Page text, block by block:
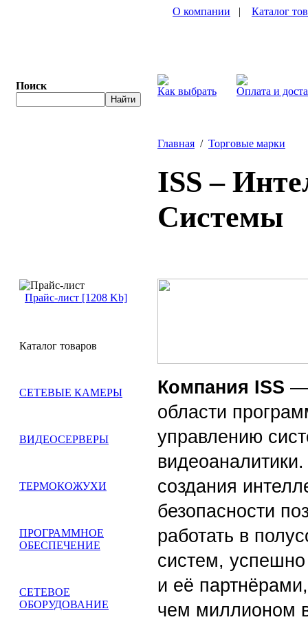
Поиск
О компании | Каталог
Как выбрать Оплата и
Прайс-лист [1208 Kb]
Каталог товаров
СЕТЕВЫЕ КАМЕРЫ
ВИДЕОСЕРВЕРЫ
ТЕРМОКОЖУХИ
ПРОГРАММНОЕ
ОБЕСПЕЧЕНИЕ
СЕТЕВОЕ
ОБОРУДОВАНИЕ
Главная / Торговые марки
ISS –
Системы
Компания ISS —
области
управлению
создания
безопасности
работать в
систем,
и её
чем миллионом